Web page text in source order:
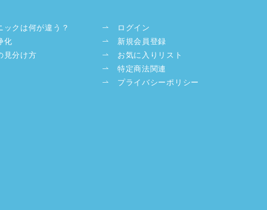
ックは何が違う？
化
見分け方
ログイン
新規会員登録
お気に入りリスト
特定商法関連
プライバシーポリシー